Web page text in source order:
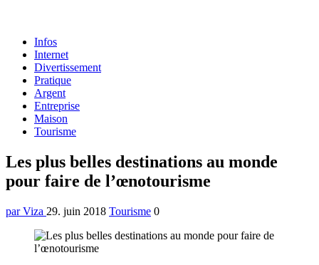
Formulaire
recherche
Infos
Internet
Divertissement
Pratique
Argent
Entreprise
Maison
Tourisme
Menu
Les plus belles destinations au monde
pour faire de l’œnotourisme
par Viza 29. juin 2018 Tourisme 0